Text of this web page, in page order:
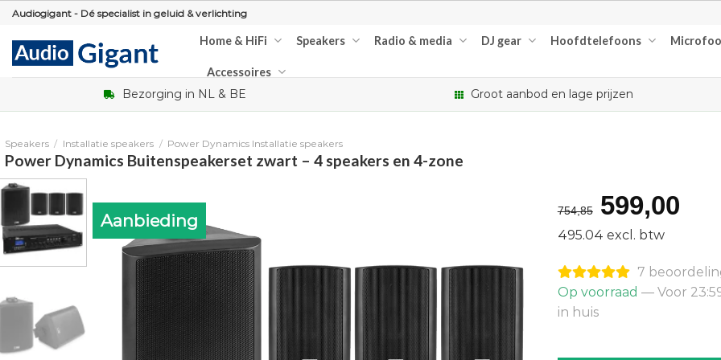
Skip
content
Audiogigant - Dé specialist in geluid & verlichting
Home & HiFi Speakers Radio & media DJ gear Hoofdtelefoons
Accessoires
Bezorging in NL & BE Groot aanbod en lage prijzen
Speakers / Installatie speakers / Power Dynamics Installatie speakers
Power Dynamics Buitenspeakerset zwart – 4 speakers en 4-zone
Aanbieding 754,85
prijs
was:
€754,85.
599,00
is:
495.04 excl. btw
7
Op voorraad — Voor
in huis